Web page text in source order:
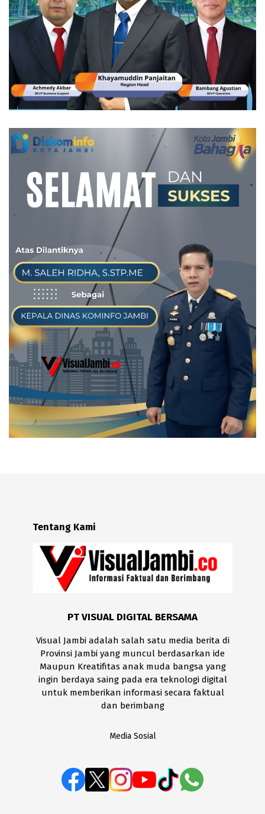
Tentang Kami
PT VISUAL DIGITAL BERSAMA
Visual Jambi adalah salah satu media berita di
Provinsi Jambi yang muncul berdasarkan ide
Maupun Kreatifitas anak muda bangsa yang
ingin berdaya saing pada era teknologi digital
untuk memberikan informasi secara faktual
dan berimbang
Media Sosial